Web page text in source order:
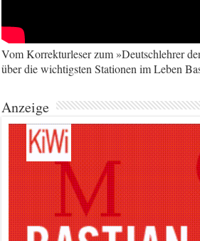
Vom Korrekturleser zum »Deutschlehrer
über die wichtigsten Stationen im Leben
Anzeige